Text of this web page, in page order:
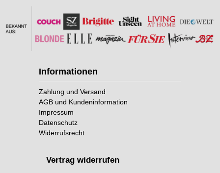
Informationen
Zahlung und Versand
AGB und Kundeninformation
Impressum
Datenschutz
Widerrufsrecht
Vertrag widerrufen